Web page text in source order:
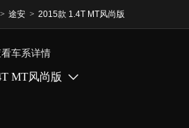
> 途安 > 2015款 1.4T MT风尚版
车系详情
MT风尚版